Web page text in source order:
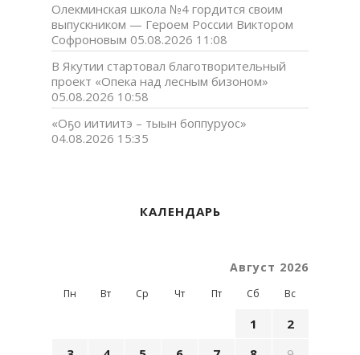
Олекминская школа №4 гордится своим
выпускником — Героем России Виктором
Софроновым 05.08.2026 11:08
В Якутии стартовал благотворительный
проект «Опека над лесным бизоном»
05.08.2026 10:58
«Оҕо иитиитэ – тыын боппуруос»
04.08.2026 15:35
КАЛЕНДАРЬ
Август 2026
Пн Вт Ср Чт Пт Сб Вс
1
2